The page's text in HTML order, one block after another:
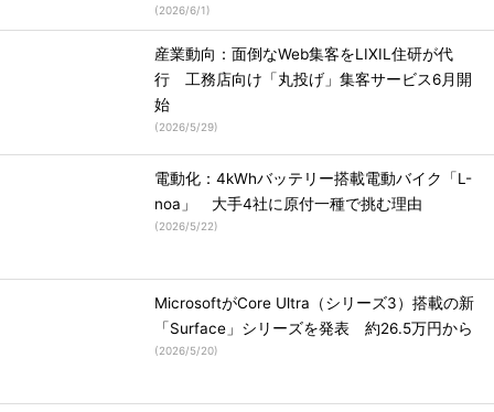
(2026/6/1)
産業動向：面倒なWeb集客をLIXIL住研が代
行 工務店向け「丸投げ」集客サービス6月開
始
(2026/5/29)
電動化：4kWhバッテリー搭載電動バイク「L-
noa」 大手4社に原付一種で挑む理由
(2026/5/22)
MicrosoftがCore Ultra（シリーズ3）搭載の新
「Surface」シリーズを発表 約26.5万円から
(2026/5/20)